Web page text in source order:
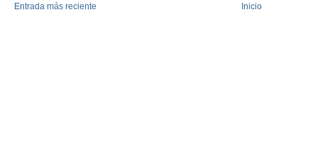
Entrada más reciente Inicio